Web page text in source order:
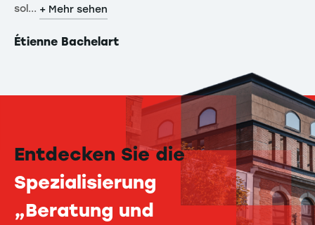
sol... + Mehr sehen
Étienne Bachelart
Entdecken Sie die
Spezialisierung
„Beratung und